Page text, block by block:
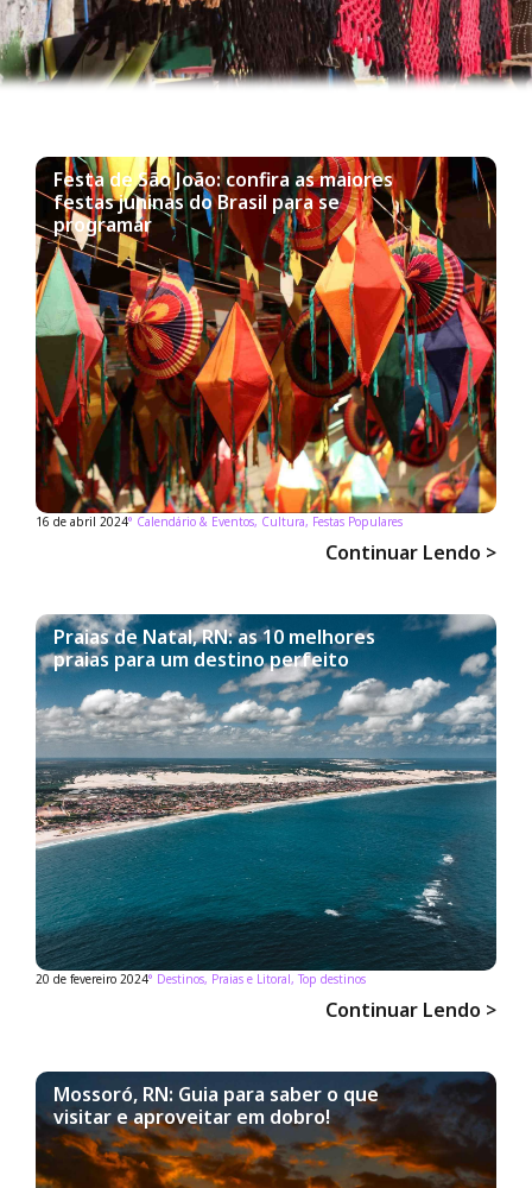
Festa de São João: confira as maiores
festas juninas do Brasil para se
programar
16 de abril 2024° Calendário & Eventos, Cultura, Festas Populares
Continuar Lendo >
Praias de Natal, RN: as 10 melhores
praias para um destino perfeito
20 de fevereiro 2024° Destinos, Praias e Litoral, Top destinos
Continuar Lendo >
Mossoró, RN: Guia para saber o que
visitar e aproveitar em dobro!